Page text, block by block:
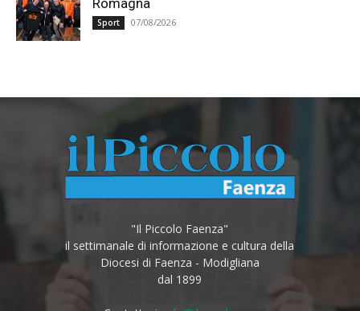
Sport 07/08/2026
"Il Piccolo Faenza"
il settimanale di informazione e cultura della
Diocesi di Faenza - Modigliana
dal 1899